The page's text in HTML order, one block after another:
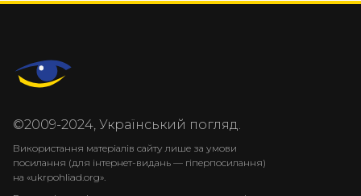
©2009-2024, Український погляд.
Використання матеріалів сайту лише за умови
посилання (для інтернет-видань — гіперпосилання)
на «ukrpohliad.org».